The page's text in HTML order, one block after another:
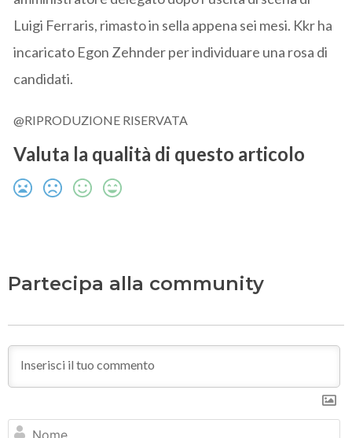
Luigi Ferraris, rimasto in sella appena sei mesi. Kkr ha
incaricato Egon Zehnder per individuare una rosa di
candidati.
@RIPRODUZIONE RISERVATA
Valuta la qualità di questo articolo
Partecipa alla community